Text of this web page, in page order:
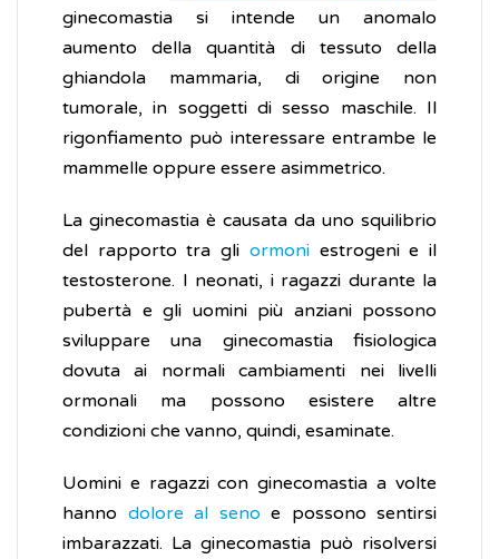
ginecomastia si intende un anomalo
aumento della quantità di tessuto della
ghiandola mammaria, di origine non
tumorale, in soggetti di sesso maschile. Il
rigonfiamento può interessare entrambe le
mammelle oppure essere asimmetrico.
La ginecomastia è causata da uno squilibrio
del rapporto tra gli ormoniestrogeni e il
testosterone. I neonati, i ragazzi durante la
pubertà e gli uomini più anziani possono
sviluppare una ginecomastia fisiologica
dovuta ai normali cambiamenti nei livelli
ormonali ma possono esistere altre
condizioni che vanno, quindi, esaminate.
Uomini e ragazzi con ginecomastia a volte
hanno dolore al seno e possono sentirsi
imbarazzati. La ginecomastia può risolversi